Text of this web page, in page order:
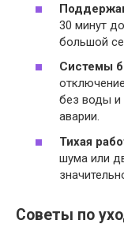
30 минут
большой
Системы
без воды
аварии.
Тихая
шума или
Советы по